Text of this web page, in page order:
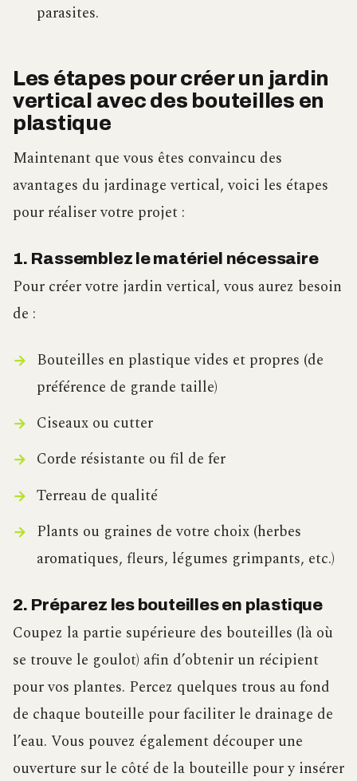
parasites.
Les étapes pour créer un jardin
vertical avec des bouteilles en
plastique
Maintenant que vous êtes convaincu des
avantages du jardinage vertical, voici les étapes
pour réaliser votre projet :
1. Rassemblez le matériel nécessaire
Pour créer votre jardin vertical, vous aurez besoin
de :
Bouteilles en plastique vides et propres (de
préférence de grande taille)
Ciseaux ou cutter
Corde résistante ou fil de fer
Terreau de qualité
Plants ou graines de votre choix (herbes
aromatiques, fleurs, légumes grimpants, etc.)
2. Préparez les bouteilles en plastique
Coupez la partie supérieure des bouteilles (là où
se trouve le goulot) afin d’obtenir un récipient
pour vos plantes. Percez quelques trous au fond
de chaque bouteille pour faciliter le drainage de
l’eau. Vous pouvez également découper une
ouverture sur le côté de la bouteille pour y insérer